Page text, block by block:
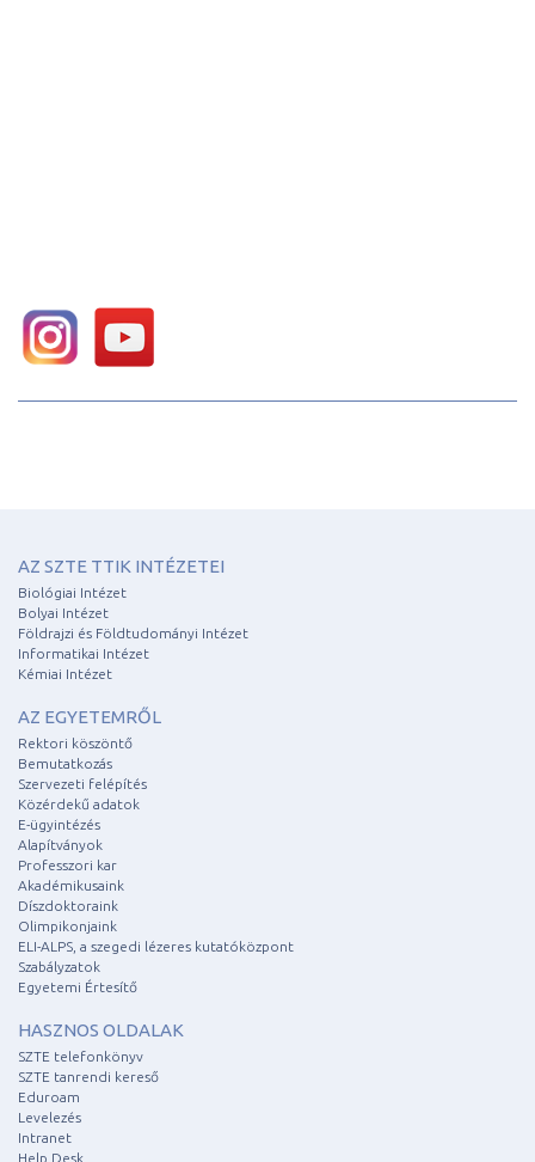
AZ SZTE TTIK INTÉZETEI
Biológiai Intézet
Bolyai Intézet
Földrajzi és Földtudományi Intézet
Informatikai Intézet
Kémiai Intézet
AZ EGYETEMRŐL
Rektori köszöntő
Bemutatkozás
Szervezeti felépítés
Közérdekű adatok
E-ügyintézés
Alapítványok
Professzori kar
Akadémikusaink
Díszdoktoraink
Olimpikonjaink
ELI-ALPS, a szegedi lézeres kutatóközpont
Szabályzatok
Egyetemi Értesítő
HASZNOS OLDALAK
SZTE telefonkönyv
SZTE tanrendi kereső
Eduroam
Levelezés
Intranet
Help Desk